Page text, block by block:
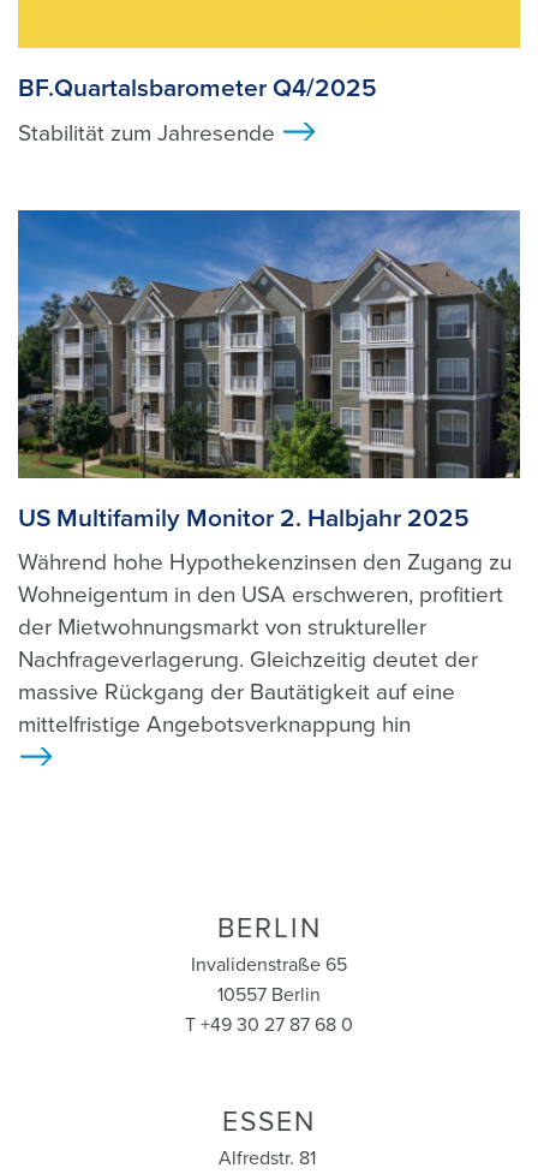
BF.Quartalsbarometer Q4/2025
Stabilität zum Jahresende
US Multifamily Monitor 2. Halbjahr 2025
Während hohe Hypothekenzinsen den Zugang zu
Wohneigentum in den USA erschweren, profitiert
der Mietwohnungsmarkt von struktureller
Nachfrageverlagerung. Gleichzeitig deutet der
massive Rückgang der Bautätigkeit auf eine
mittelfristige Angebotsverknappung hin
BERLIN
Invalidenstraße 65
10557 Berlin
T +49 30 27 87 68 0
ESSEN
Alfredstr. 81